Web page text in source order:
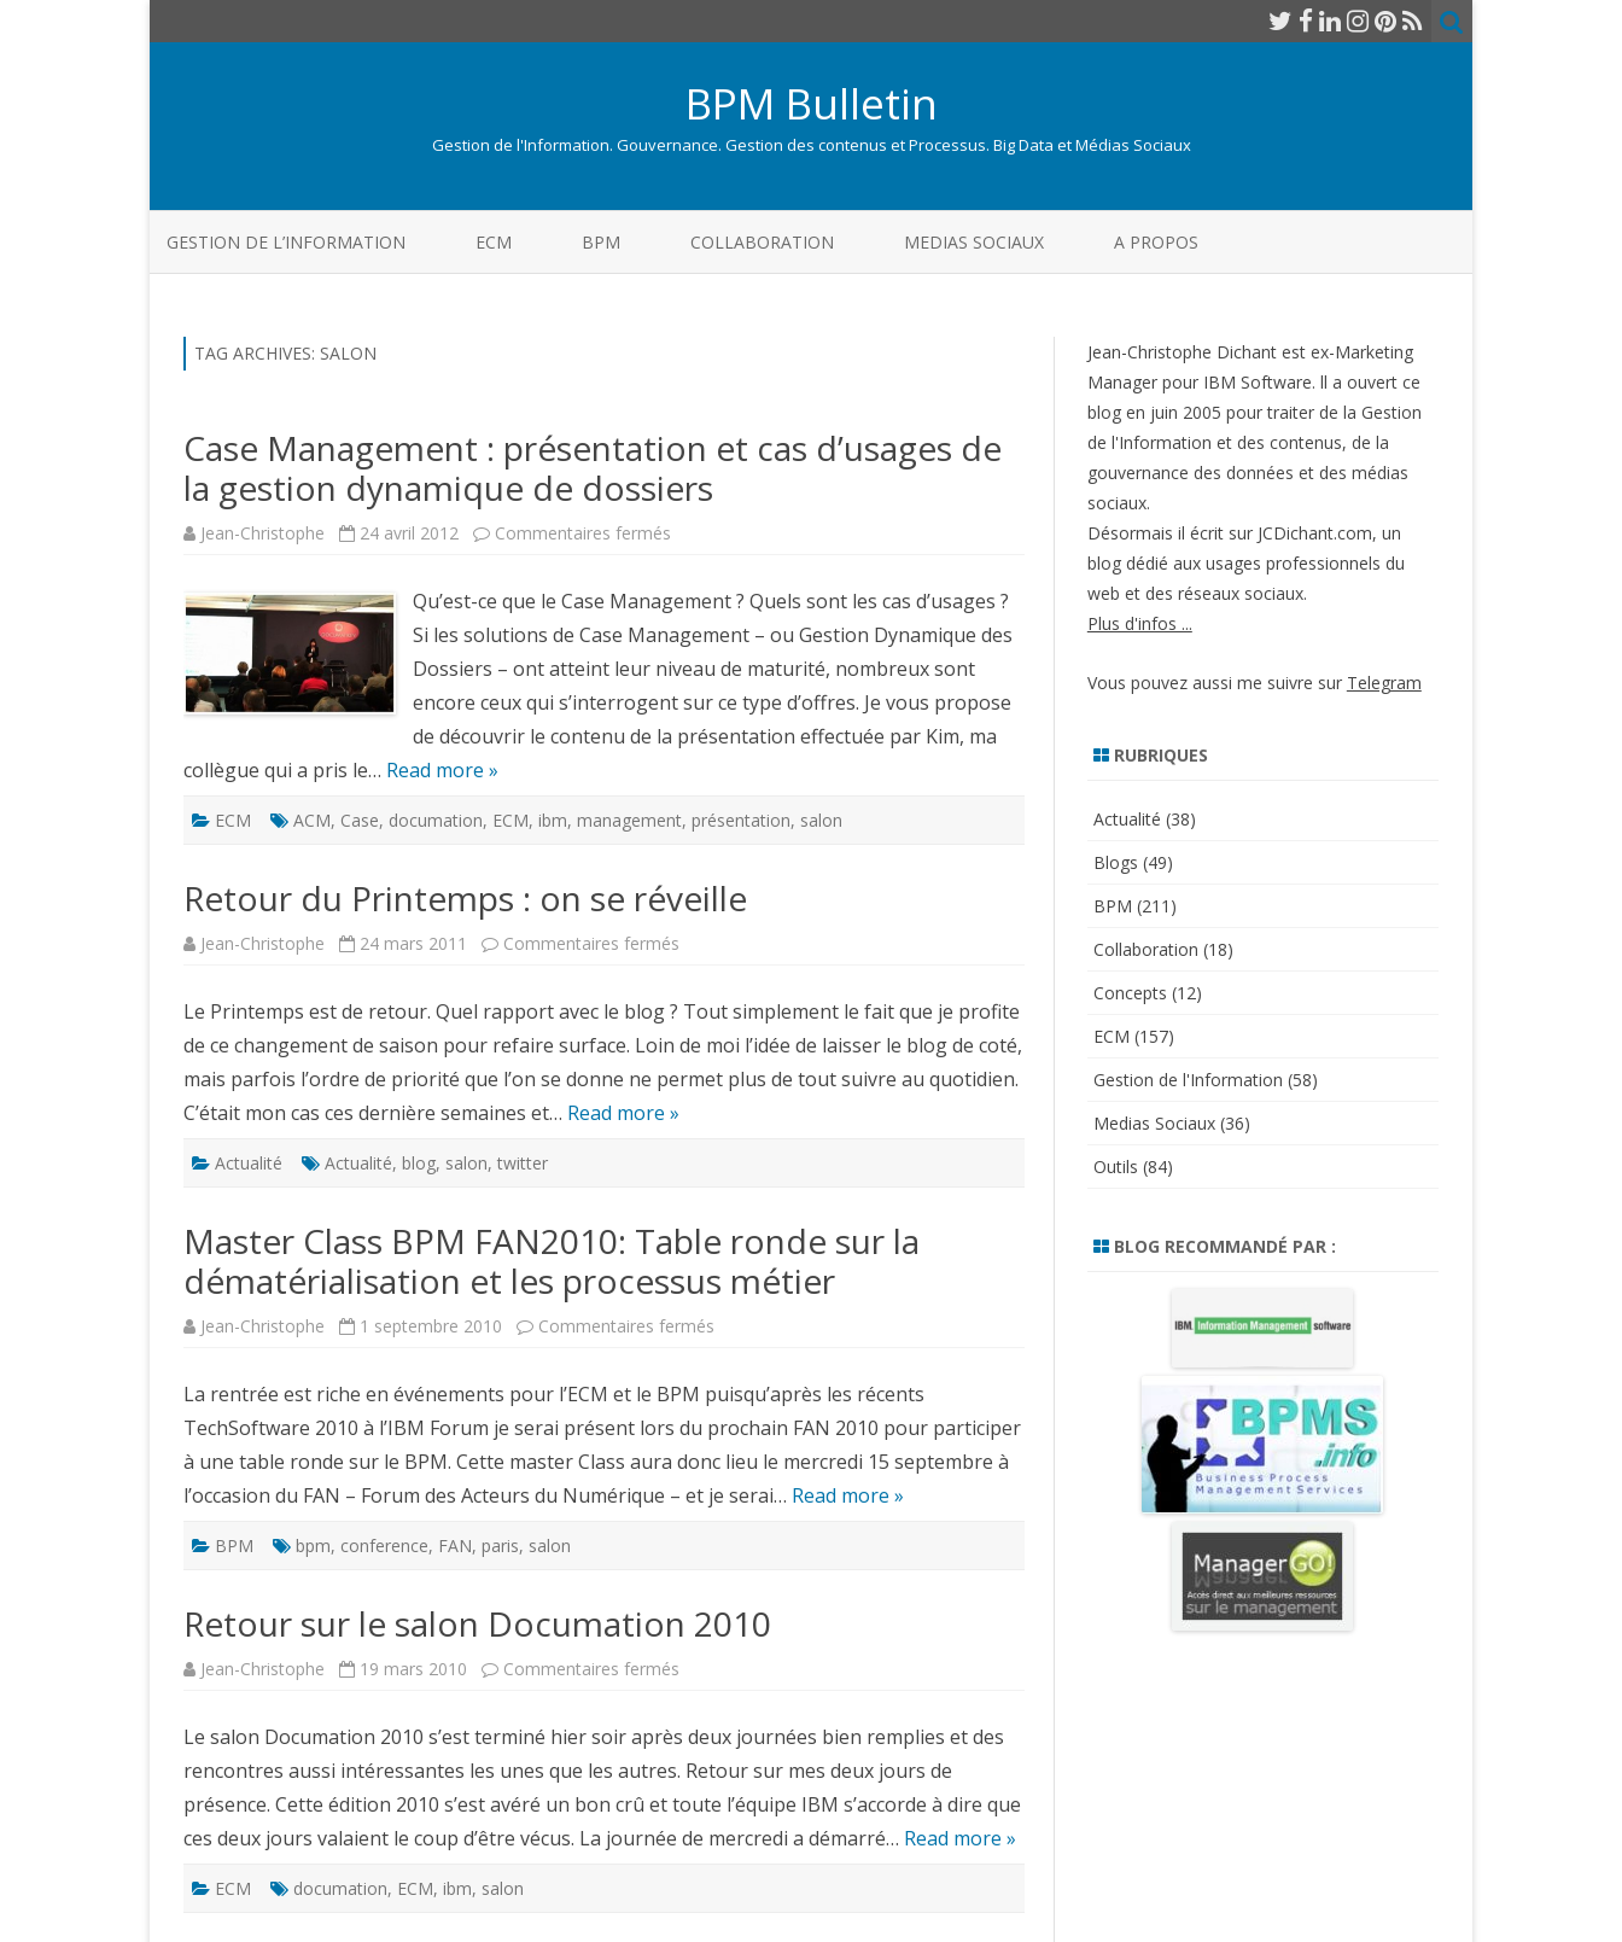
BPM Bulletin
Gestion de l'Information. Gouvernance. Gestion des contenus et Processus. Big Data et Médias Sociaux
to
GESTION DE L’INFORMATION ECM BPM COLLABORATION MEDIAS SOCIAUX A PROPOS
TAG ARCHIVES: SALON
Case Management : présentation et cas d’usages de
la gestion dynamique de dossiers
Jean-Christophe 24 avril 2012 Commentaires fermés
présentation
et
cas
d’usages
de
la
gestion
dynamique
de
dossiers
Qu’est-ce que le Case Management ? Quels sont les cas d’usages ?
Si les solutions de Case Management – ou Gestion Dynamique des
Dossiers – ont atteint leur niveau de maturité, nombreux sont
encore ceux qui s’interrogent sur ce type d’offres. Je vous propose
de découvrir le contenu de la présentation effectuée par Kim, ma
collègue qui a pris le… Read more »
ECM ACM, Case, documation, ECM, ibm, management, présentation, salon
Retour du Printemps : on se réveille
Jean-Christophe 24 mars 2011 Commentaires fermés
on
se
réveille
Le Printemps est de retour. Quel rapport avec le blog ? Tout simplement le fait que je profite
de ce changement de saison pour refaire surface. Loin de moi l’idée de laisser le blog de coté,
mais parfois l’ordre de priorité que l’on se donne ne permet plus de tout suivre au quotidien.
C’était mon cas ces dernière semaines et… Read more »
Actualité Actualité, blog, salon, twitter
Master Class BPM FAN2010: Table ronde sur la
dématérialisation et les processus métier
Jean-Christophe 1 septembre 2010 Commentaires fermés
FAN2010:
Table
ronde
sur
la
dématérialisation
et
les
La rentrée est riche en événements pour l’ECM et le BPM puisqu’après les récents
TechSoftware 2010 à l’IBM Forum je serai présent lors du prochain FAN 2010 pour participer
à une table ronde sur le BPM. Cette master Class aura donc lieu le mercredi 15 septembre à
l’occasion du FAN – Forum des Acteurs du Numérique – et je serai… Read more »
BPM bpm, conference, FAN, paris, salon
Retour sur le salon Documation 2010
Jean-Christophe 19 mars 2010 Commentaires fermés
salon
Documation
2010
Le salon Documation 2010 s’est terminé hier soir après deux journées bien remplies et des
rencontres aussi intéressantes les unes que les autres. Retour sur mes deux jours de
présence. Cette édition 2010 s’est avéré un bon crû et toute l’équipe IBM s’accorde à dire que
ces deux jours valaient le coup d’être vécus. La journée de mercredi a démarré… Read more »
ECM documation, ECM, ibm, salon
Jean-Christophe Dichant est ex-Marketing
Manager pour IBM Software. ll a ouvert ce
blog en juin 2005 pour traiter de la Gestion
de l'Information et des contenus, de la
gouvernance des données et des médias
sociaux.
Désormais il écrit sur JCDichant.com, un
blog dédié aux usages professionnels du
web et des réseaux sociaux.
Plus d'infos ...
Vous pouvez aussi me suivre sur Telegram
RUBRIQUES
Actualité (38)
Blogs (49)
BPM (211)
Collaboration (18)
Concepts (12)
ECM (157)
Gestion de l'Information (58)
Medias Sociaux(36)
Outils (84)
BLOG RECOMMANDÉ PAR :